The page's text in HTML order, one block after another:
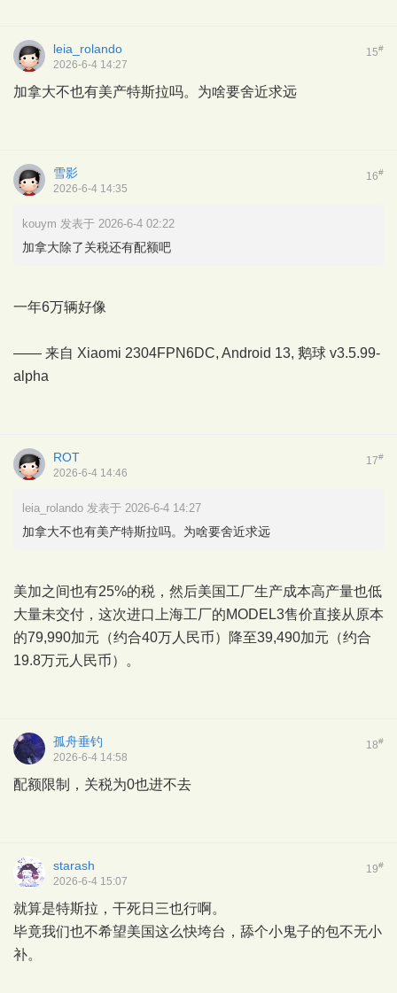
15#
leia_rolando
2026-6-4 14:27
加拿大不也有美产特斯拉吗。为啥要舍近求远
16#
雪影
2026-6-4 14:35
kouym 发表于 2026-6-4 02:22
加拿大除了关税还有配额吧
一年6万辆好像
—— 来自 Xiaomi 2304FPN6DC, Android 13, 鹅球 v3.5.99-
alpha
17#
ROT
2026-6-4 14:46
leia_rolando 发表于 2026-6-4 14:27
加拿大不也有美产特斯拉吗。为啥要舍近求远
美加之间也有25%的税，然后美国工厂生产成本高产量也低
大量未交付，这次进口上海工厂的MODEL3售价直接从原本
的79,990加元（约合40万人民币）降至39,490加元（约合
19.8万元人民币）。
18#
孤舟垂钓
2026-6-4 14:58
配额限制，关税为0也进不去
19#
starash
2026-6-4 15:07
就算是特斯拉，干死日三也行啊。
毕竟我们也不希望美国这么快垮台，舔个小鬼子的包不无小
补。